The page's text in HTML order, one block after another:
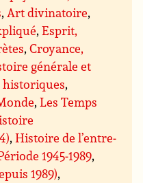
, Art divinatoire,
,Esprit,
,Croyance,
générale et
historiques,
,Les Temps
,Histoire de l’entre-
1945-1989,
1989),